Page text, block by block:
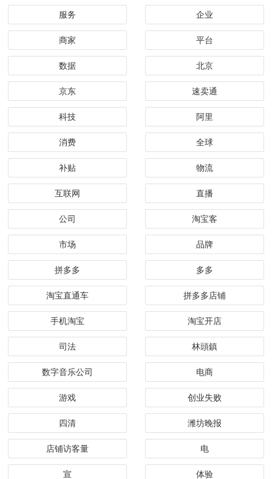
服务 企业
商家 平台
数据 北京
京东 速卖通
科技 阿里
消费 全球
补贴 物流
互联网 直播
公司 淘宝客
市场 品牌
拼多多 多多
淘宝直通车 拼多多店铺
手机淘宝 淘宝开店
司法 林頭鎮
数字音乐公司 电商
游戏 创业失败
四清 潍坊晚报
店铺访客量 电
宣 体验